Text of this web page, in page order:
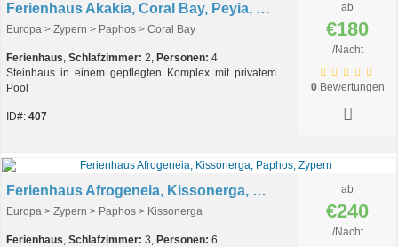
Ferienhaus Akakia, Coral Bay, Peyia, Zypern
Europa > Zypern > Paphos > Coral Bay
Ferienhaus, Schlafzimmer: 2, Personen: 4
Steinhaus in einem gepflegten Komplex mit privatem
Pool
ID#: 407
ab
€180
/Nacht
0Bewertungen
Ferienhaus Afrogeneia, Kissonerga, Paphos, Zypern
Europa > Zypern > Paphos > Kissonerga
Ferienhaus, Schlafzimmer: 3, Personen: 6
ab
€240
/Nacht